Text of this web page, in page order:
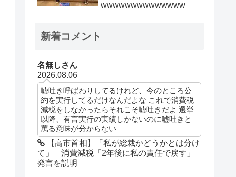
wwwwwwwwwwwwww
新着コメント
名無しさん
2026.08.06
嘘吐き呼ばわりしてるけれど、今のところ公
約を実行してるだけなんだよな これで消費税
減税をしなかったらそれこそ嘘吐きだよ 選挙
以降、有言実行の実績しかないのに嘘吐きと
罵る意味が分からない
【高市首相】「私が総裁かどうかとは分け
て」 消費減税「2年後に私の責任で戻す」
発言を説明